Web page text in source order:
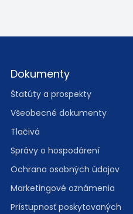
Dokumenty
Štatúty a prospekty
Všeobecné dokumenty
Tlačivá
Správy o hospodárení
Ochrana osobných údajov
Marketingové oznámenia
Prístupnosť poskytovaných